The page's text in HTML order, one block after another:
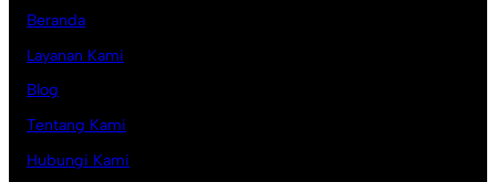
Beranda
Layanan Kami
Blog
Tentang Kami
Hubungi Kami